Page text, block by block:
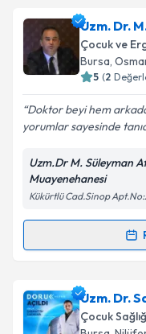
Uzm. Dr.
oluşturun. Size bu
takvim
Kişisel
Metni'ni
kapsamda
Uzm. Dr.
Çocuk ve
Bursa,
5 (2
Doktor beyi hem
yorumlar sayesinde
Uzm.Dr M. Süleyman
Muayenehanesi
Kükürtlü Cad.Sinop
Randevu
Uzm. Dr. M.
talebi oluşturun.
için bir takvim
Uzm. Dr.
Çocuk